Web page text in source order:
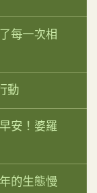
每一次相
動
安！婆羅
的生態慢